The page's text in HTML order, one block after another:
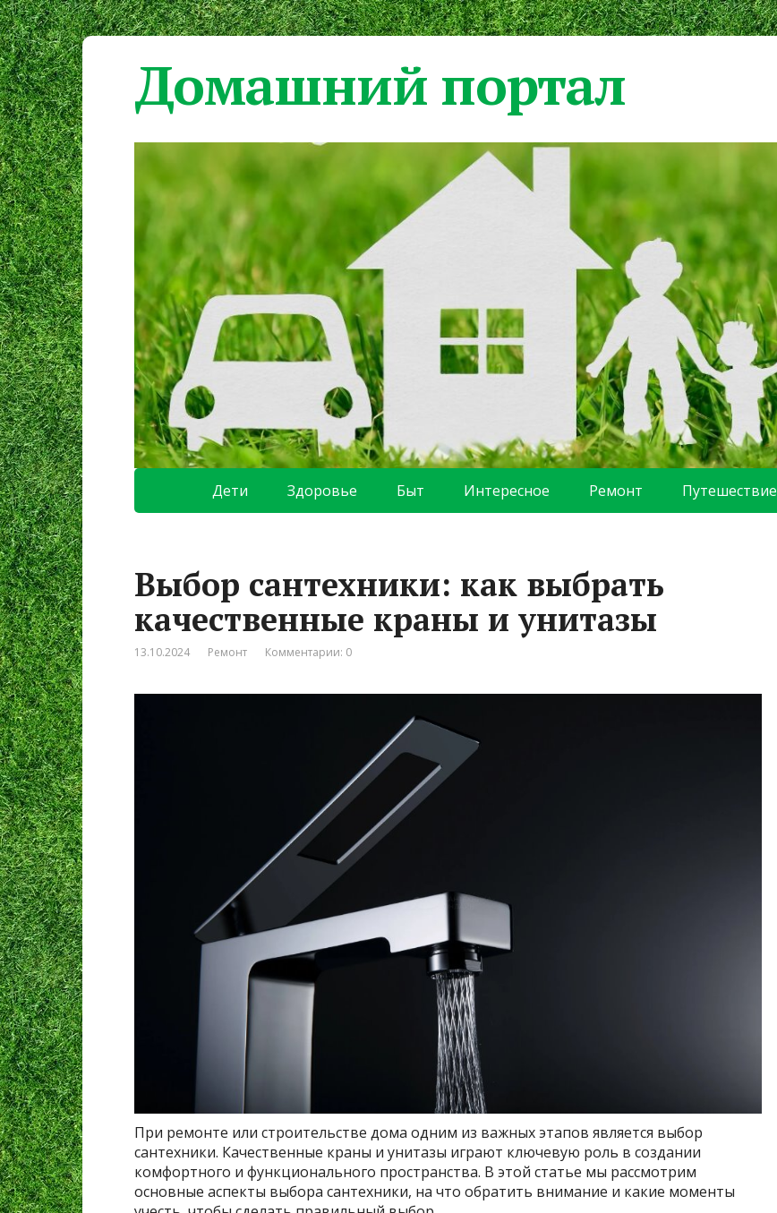
Домашний портал
Дети Здоровье Быт Интересное Ремонт Путешествие
Выбор сантехники: как выбрать
качественные краны и унитазы
13.10.2024 Ремонт Комментарии: 0
При ремонте или строительстве дома одним из важных этапов является выбор
сантехники. Качественные краны и унитазы играют ключевую роль в создании
комфортного и функционального пространства. В этой статье мы рассмотрим
основные аспекты выбора сантехники, на что обратить внимание и какие моменты